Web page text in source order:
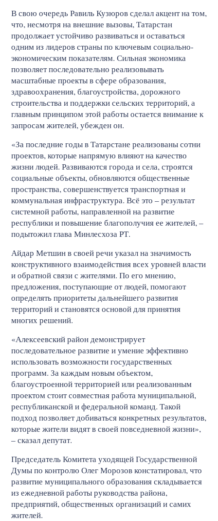
В свою очередь Равиль Кузюров сделал акцент на том,
что, несмотря на внешние вызовы, Татарстан
продолжает устойчиво развиваться и оставаться
одним из лидеров страны по ключевым социально-
экономическим показателям. Сильная экономика
позволяет последовательно реализовывать
масштабные проекты в сфере образования,
здравоохранения, благоустройства, дорожного
строительства и поддержки сельских территорий, а
главным принципом этой работы остается внимание к
запросам жителей, убежден он.
«За последние годы в Татарстане реализованы сотни
проектов, которые напрямую влияют на качество
жизни людей. Развиваются города и села, строятся
социальные объекты, обновляются общественные
пространства, совершенствуется транспортная и
коммунальная инфраструктура. Всё это – результат
системной работы, направленной на развитие
республики и повышение благополучия ее жителей, –
подытожил глава Минлесхоза РТ.
Айдар Метшин в своей речи указал на значимость
конструктивного взаимодействия всех уровней власти
и обратной связи с жителями. По его мнению,
предложения, поступающие от людей, помогают
определять приоритеты дальнейшего развития
территорий и становятся основой для принятия
многих решений.
«Алексеевский район демонстрирует
последовательное развитие и умение эффективно
использовать возможности государственных
программ. За каждым новым объектом,
благоустроенной территорией или реализованным
проектом стоит совместная работа муниципальной,
республиканской и федеральной команд. Такой
подход позволяет добиваться конкретных результатов,
которые жители видят в своей повседневной жизни»,
– сказал депутат.
Председатель Комитета уходящей Государственной
Думы по контролю Олег Морозов констатировал, что
развитие муниципального образования складывается
из ежедневной работы руководства района,
предприятий, общественных организаций и самих
жителей.